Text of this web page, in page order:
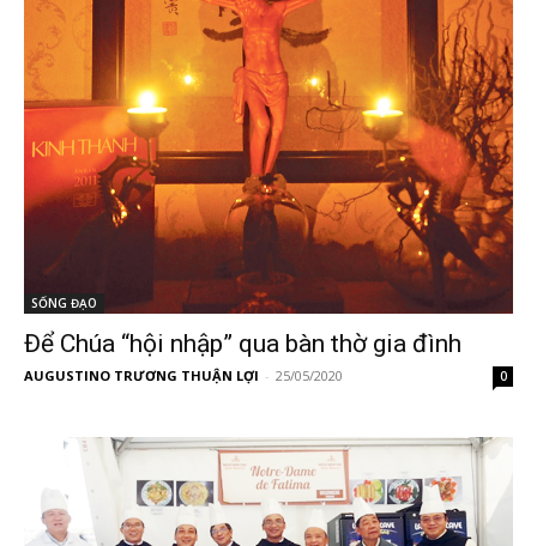
SỐNG ĐẠO
Để Chúa “hội nhập” qua bàn thờ gia đình
AUGUSTINO TRƯƠNG THUẬN LỢI - 25/05/2020 0